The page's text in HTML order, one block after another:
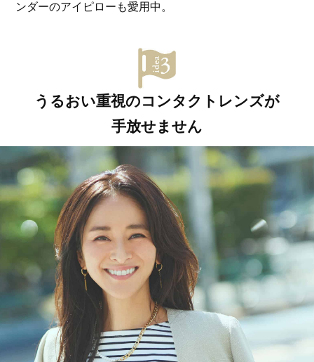
ンダーのアイピローも愛用中。
うるおい重視のコンタクトレンズが
手放せません